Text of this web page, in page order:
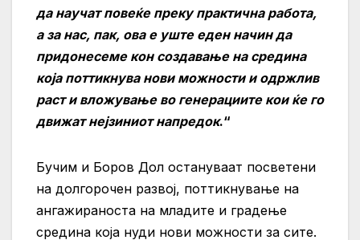
да научат повеќе преку практична работа,
а за нас, пак, ова е уште еден начин да
придонесеме кон создавање на средина
која поттикнува нови можности и одржлив
раст и вложување во генерациите кои ќе го
движат нејзиниот напредок.“
Бучим и Боров Дол остануваат посветени
на долгорочен развој, поттикнување на
ангажираноста на младите и градење
средина која нуди нови можности за сите.